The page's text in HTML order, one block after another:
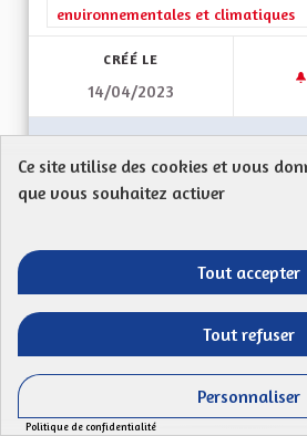
environnementales et climatiques
CRÉÉ LE
14/04/2023
Sauvegarde du dialecte
Proposition anonyme
Mon Code postal (ex : 67 118) :
: encourager financièrement les
Filtrer les résultats de la catégorie
La Culture, l'Education et le
en France et en Europe
Ce site utilise des cookies et vous
que vous souhaitez activer
Tout accepter
Tout refuser
Personnaliser
Politique de confidentialité